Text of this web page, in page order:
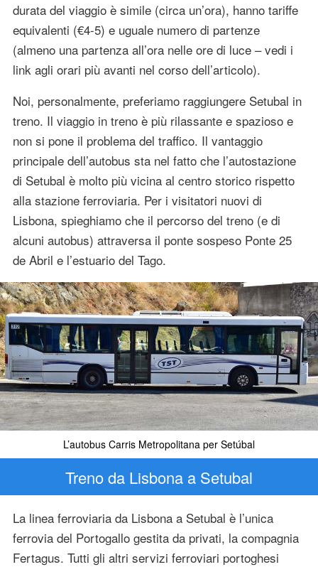
durata del viaggio è simile (circa un’ora), hanno tariffe
equivalenti (€4-5) e uguale numero di partenze
(almeno una partenza all’ora nelle ore di luce – vedi i
link agli orari più avanti nel corso dell’articolo).
Noi, personalmente, preferiamo raggiungere Setubal in
treno. Il viaggio in treno è più rilassante e spazioso e
non si pone il problema del traffico. Il vantaggio
principale dell’autobus sta nel fatto che l’autostazione
di Setubal è molto più vicina al centro storico rispetto
alla stazione ferroviaria. Per i visitatori nuovi di
Lisbona, spieghiamo che il percorso del treno (e di
alcuni autobus) attraversa il ponte sospeso Ponte 25
de Abril e l’estuario del Tago.
L’autobus Carris Metropolitana per Setúbal
Treno da Lisbona a Setubal
La linea ferroviaria da Lisbona a Setubal è l’unica
ferrovia del Portogallo gestita da privati, la compagnia
Fertagus. Tutti gli altri servizi ferroviari portoghesi